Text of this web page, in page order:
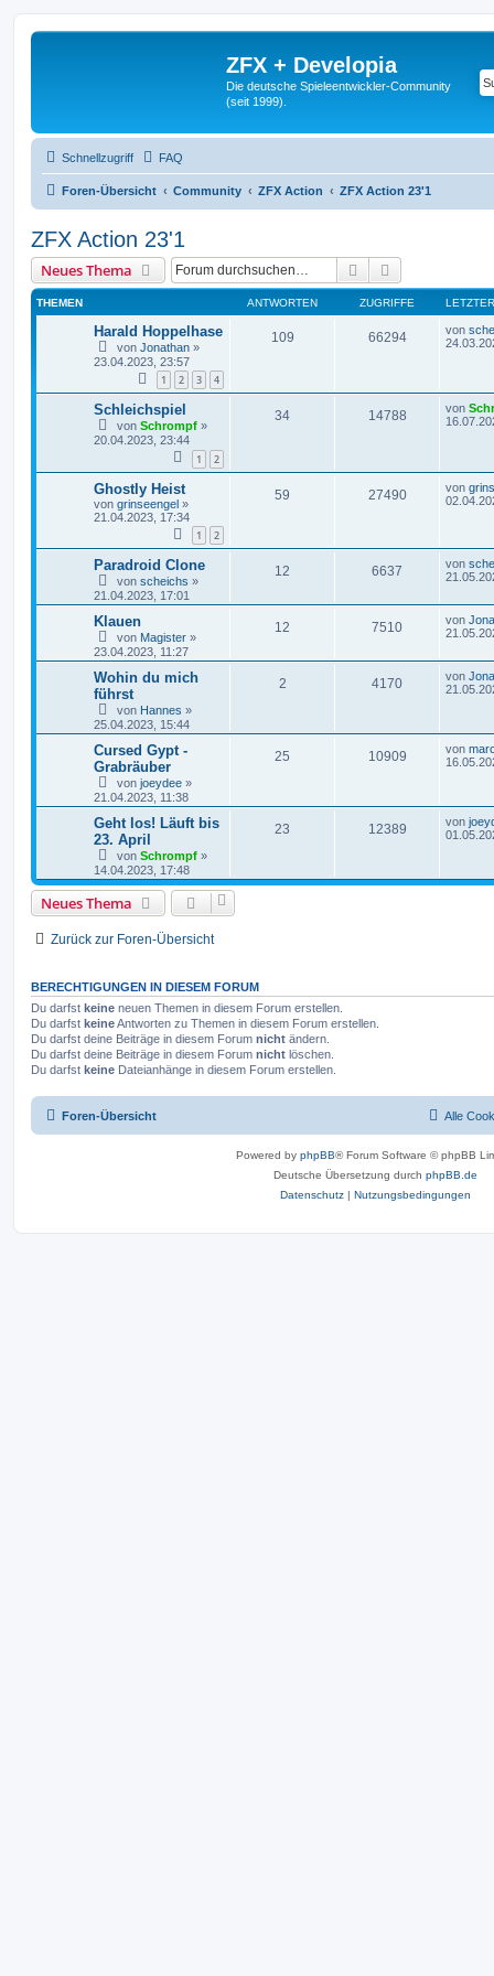
ZFX + Developia
Die deutsche Spieleentwickler-Community
(seit 1999).
Schnellzugriff FAQ
Foren-Übersicht Community ZFX Action ZFX Action 23'1
ZFX Action 23'1
Neues Thema Suche
THEMEN ANTWORTEN ZUGRIFFE
Harald Hoppelhase
von Jonathan »
23.04.2023, 23:57
1 2 3 4
109 66294 von
Schleichspiel
von Schrompf »
20.04.2023, 23:44
1 2
34 14788 von
Ghostly Heist
von grinseengel »
21.04.2023, 17:34
1 2
59 27490 von
Paradroid Clone
von scheichs »
21.04.2023, 17:01
12 6637 von
Klauen
von Magister »
23.04.2023, 11:27
12 7510 von
Wohin du mich
führst
von Hannes »
25.04.2023, 15:44
2 4170 von
Cursed Gypt -
Grabräuber
von joeydee »
21.04.2023, 11:38
25 10909 von
Geht los! Läuft bis
23. April
von Schrompf »
14.04.2023, 17:48
23 12389 von
Neues Thema
Zurück zur Foren-Übersicht
BERECHTIGUNGEN IN DIESEM FORUM
Du darfst keine neuen Themen in diesem Forum erstellen.
Du darfst keineAntworten zu Themen in diesem Forum erstellen.
Du darfst deine Beiträge in diesem Forum nicht ändern.
Du darfst deine Beiträge in diesem Forum nicht löschen.
Du darfst keine Dateianhänge in diesem Forum erstellen.
Foren-Übersicht Alle
Powered by phpBB® Forum Software © phpBB
Deutsche Übersetzung durch phpBB.de
Datenschutz | Nutzungsbedingungen